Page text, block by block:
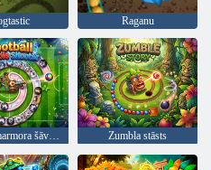
Raganu
Futbola marmora šāvēja Zumbla stāsts